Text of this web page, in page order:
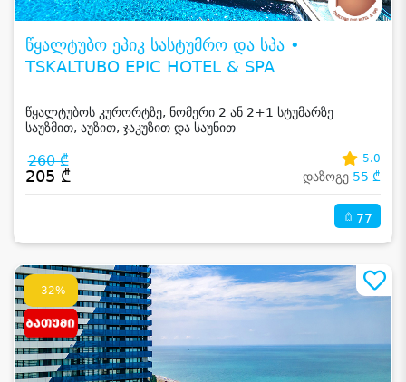
წყალტუბო ეპიკ სასტუმრო და სპა •
TSKALTUBO EPIC HOTEL & SPA
წყალტუბოს კურორტზე, ნომერი 2 ან 2+1 სტუმარზე
საუზმით, აუზით, ჯაკუზით და საუნით
260 ₾
205 ₾
5.0
დაზოგე 55 ₾
77
-32%